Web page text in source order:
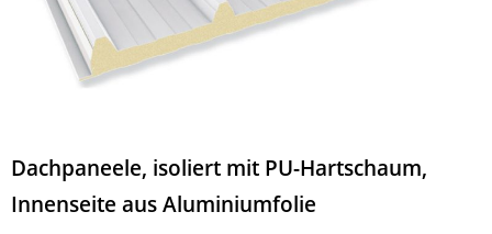
Dachpaneele, isoliert mit PU-Hartschaum,
Innenseite aus Aluminiumfolie